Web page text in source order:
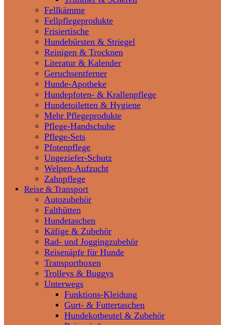
Fellkämme
Fellpflegeprodukte
Frisiertische
Hundebürsten & Striegel
Reinigen & Trocknen
Literatur & Kalender
Geruchsentferner
Hunde-Apotheke
Hundepfoten- & Krallenpflege
Hundetoiletten & Hygiene
Mehr Pflegeprodukte
Pflege-Handschuhe
Pflege-Sets
Pfotenpflege
Ungeziefer-Schutz
Welpen-Aufzucht
Zahnpflege
Reise & Transport
Autozubehör
Falthütten
Hundetaschen
Käfige & Zubehör
Rad- und Joggingzubehör
Reisenäpfe für Hunde
Transportboxen
Trolleys & Buggys
Unterwegs
Funktions-Kleidung
Gurt- & Futtertaschen
Hundekotbeutel & Zubehör